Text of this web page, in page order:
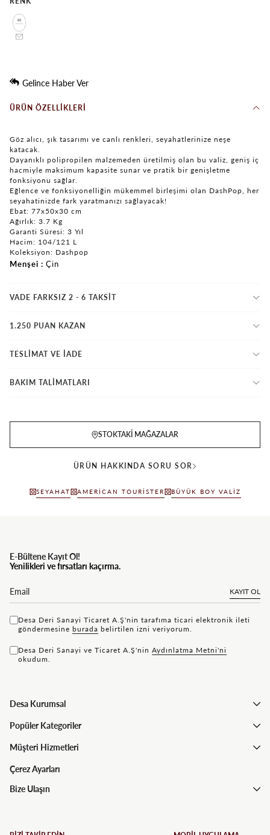
Gelince Haber Ver
ÜRÜN ÖZELLIKLERI
Göz alıcı, şık tasarımı ve canlı renkleri, seyahatlerinize neşe
katacak.
Dayanıklı polipropilen malzemeden üretilmiş olan bu valiz, geniş iç
hacmiyle maksimum kapasite sunar ve pratik bir genişletme
fonksiyonu sağlar.
Eğlence ve fonksiyonelliğin mükemmel birleşimi olan DashPop, her
seyahatinizde fark yaratmanızı sağlayacak!
Ebat: 77x50x30 cm
Ağırlık: 3.7 Kg
Garanti Süresi: 3 Yıl
Hacim: 104/121 L
Koleksiyon: Dashpop
Menşei Çin
VADE FARKSIZ 2 - 6 TAKSIT
1.250 PUAN KAZAN
TESLİMAT VE İADE
BAKIM TALİMATLARI
STOKTAKI MAĞAZALAR
ÜRÜN HAKKINDA SORU SOR
SEYAHAT AMERICAN TOURISTER BÜYÜK BOY VALIZ
E-Bültene Kayıt Ol!
Yenilikleri ve fırsatları kaçırma.
KAYIT OL
Desa Deri Sanayi Ticaret A.Ş'nin tarafıma ticari elektronik ileti
göndermesine bu rada belirtilen izni veriyorum.
Desa Deri Sanayi ve Ticaret A.Ş'nin Aydınlatma Metni'ni
okudum.
Desa Kurumsal
Popüler Kategoriler
Müşteri Hizmetleri
Çerez Ayarları
Bize Ulaşın